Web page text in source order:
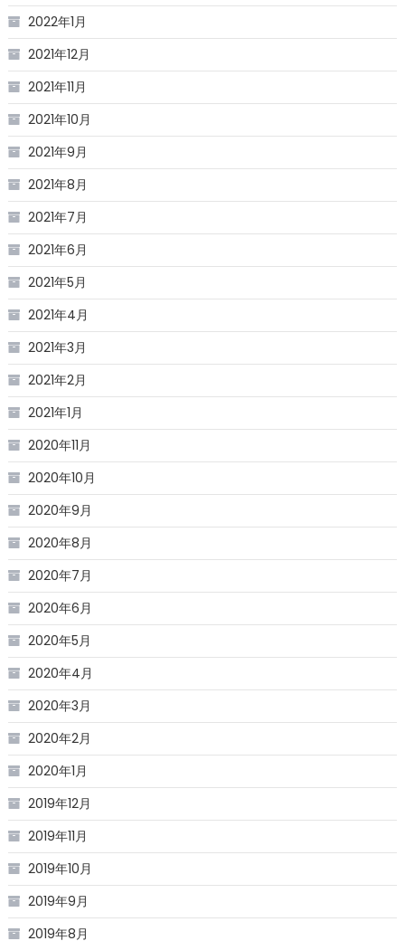
2022年1月
2021年12月
2021年11月
2021年10月
2021年9月
2021年8月
2021年7月
2021年6月
2021年5月
2021年4月
2021年3月
2021年2月
2021年1月
2020年11月
2020年10月
2020年9月
2020年8月
2020年7月
2020年6月
2020年5月
2020年4月
2020年3月
2020年2月
2020年1月
2019年12月
2019年11月
2019年10月
2019年9月
2019年8月